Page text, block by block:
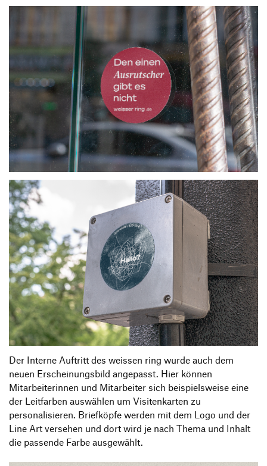
Der Interne Auftritt des weissen ring wurde auch dem
neuen Erscheinungsbild angepasst. Hier können
Mitarbeiterinnen und Mitarbeiter sich beispielsweise eine
der Leitfarben auswählen um Visitenkarten zu
personalisieren. Briefköpfe werden mit dem Logo und der
Line Art versehen und dort wird je nach Thema und Inhalt
die passende Farbe ausgewählt.